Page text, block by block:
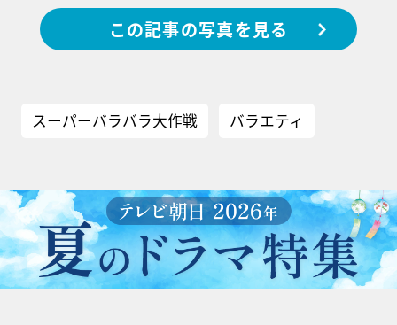
この記事の写真を見る
スーパーバラバラ大作戦 バラエティ